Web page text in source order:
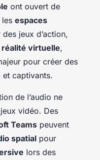
ont ouvert de
espaces
jeux d’action,
réalité virtuelle,
pour créer des
et captivants.
de l’audio ne
vidéo. Des
Teams peuvent
spatial pour
lors des